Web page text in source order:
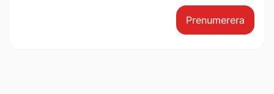
Prenumerera